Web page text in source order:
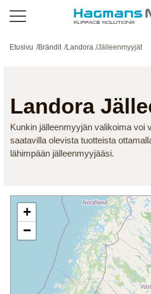
Etusivu /Brändit /Landora /Jälleenmyyjät
Landora
Kunkin jälleenmyyjän valikoima voi
saatavilla olevista tuotteista
lähimpään jälleenmyyjääsi.
+
−